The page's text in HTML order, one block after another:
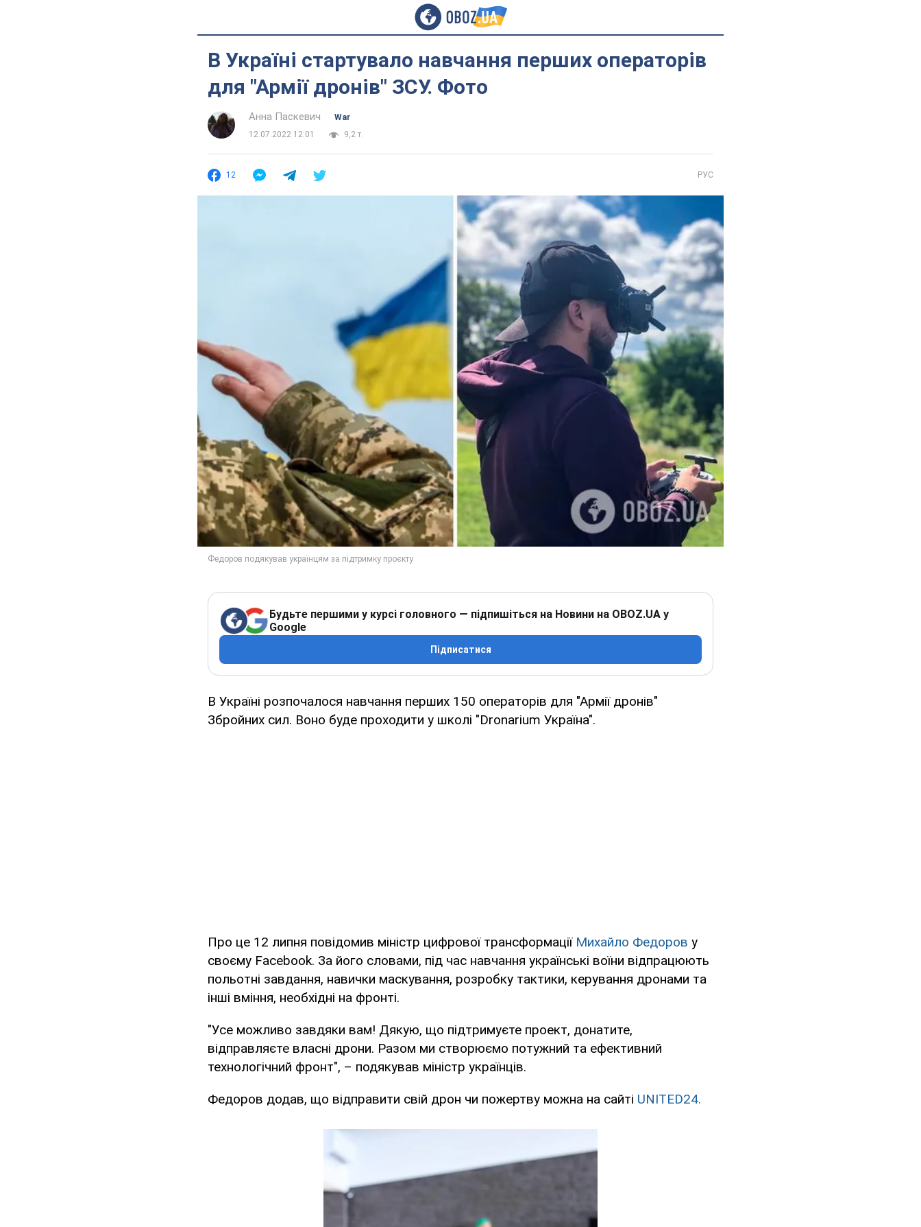
В Україні стартувало навчання перших операторів
для "Армії дронів" ЗСУ. Фото
Анна Паскевич
War
12.07.2022 12:01
9,2 т.
12 РУС
Будьте першими у курсі головного — підпишіться на Новини на OBOZ.UA у
Google
Підписатися
В Україні розпочалося навчання перших 150 операторів для "Армії дронів"
Збройних сил. Воно буде проходити у школі "Dronarium Україна".
Про це 12 липня повідомив міністр цифрової трансформації Михайло Федоров у
своєму Facebook. За його словами, під час навчання українські воїни відпрацюють
польотні завдання, навички маскування, розробку тактики, керування дронами та
інші вміння, необхідні на фронті.
"Усе можливо завдяки вам! Дякую, що підтримуєте проект, донатите,
відправляєте власні дрони. Разом ми створюємо потужний та ефективний
технологічний фронт", – подякував міністр українців.
Федоров додав, що відправити свій дрон чи пожертву можна на сайті UNITED24.